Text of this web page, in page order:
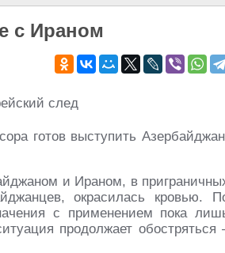
с Ираном
готов выступить
и Ираном, в
окрасилась кровью.
с применением пока
продолжает обостряться